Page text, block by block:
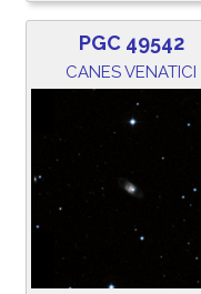
PGC 49542
CANES VENATICI